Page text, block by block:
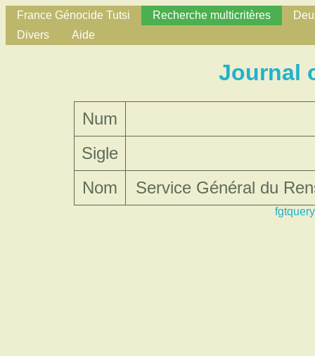
France Génocide Tutsi Recherche multicritères
Divers
Aide
Journal
Num
Sigle
Nom
Service Général du